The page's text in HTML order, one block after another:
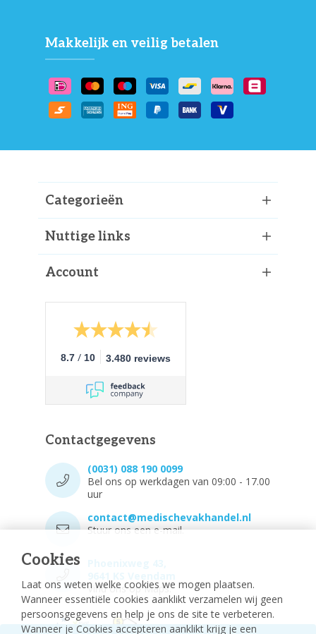
Cookies
Laat ons weten welke cookies we mogen plaatsen.
Wanneer essentiële cookies aanklikt verzamelen wij geen
persoonsgegevens en help je ons de site te verbeteren.
Wanneer je Cookies accepteren aanklikt krijg je een
Makkelijk en veilig betalen
Categorieën
Nuttige links
Account
8.7 / 10 3.480 reviews
Contactgegevens
(0031) 088 190 0099
Bel ons op werkdagen van 09:00 - 17.00
uur
contact@medischevakhandel.nl
Stuur ons een e-mail.
Vind ons op Maps.